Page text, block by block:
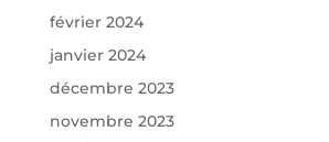
février 2024
janvier 2024
décembre 2023
novembre 2023